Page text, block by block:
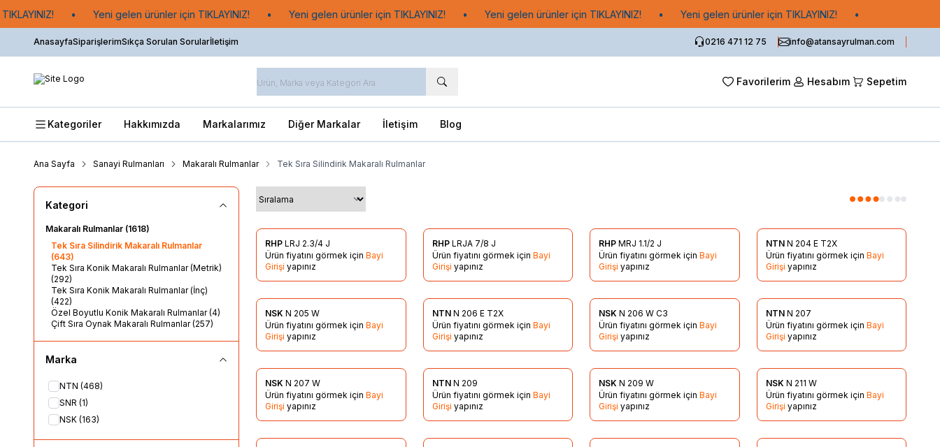
Yeni gelen ürünler için TIKLAYINIZ! Yeni gelen ürünler için TIKLAYINIZ! Yeni gelen ürünler için TIKLAYINIZ! Yeni gelen ürünler için TIKLAYINIZ!
AnasayfaSiparişlerimSıkça Sorulan Sorularİletişim 0216 471 12 75 info@atansayrulman.com
Favorilerim Hesabım Sepetim
Kategoriler Hakkımızda Markalarımız Diğer Markalar İletişim Blog
Ana Sayfa Sanayi Rulmanları Makaralı Rulmanlar Tek Sıra Silindirik Makaralı Rulmanlar
Kategori
Makaralı Rulmanlar (1618)
Tek Sıra Silindirik Makaralı Rulmanlar
(643)
Tek Sıra Konik Makaralı Rulmanlar (Metrik)
(292)
Tek Sıra Konik Makaralı Rulmanlar (İnç)
(422)
Özel Boyutlu Konik Makaralı Rulmanlar(4)
Çift Sıra Oynak Makaralı Rulmanlar(257)
Marka
NTN (468)
SNR (1)
NSK (163)
Favorilere Ekle
RHP LRJ 2.3/4 J
Ürün fiyatını görmek için Bayi
Girişi yapınız
Favorilere Ekle
RHP LRJA 7/8 J
Ürün fiyatını görmek için Bayi
Girişi yapınız
Favorilere Ekle
RHP MRJ 1.1/2 J
Ürün fiyatını görmek için Bayi
Girişi yapınız
Favorilere Ekle
NTN N 204 E T2X
Ürün fiyatını görmek için Bayi
Girişi yapınız
Favorilere Ekle
NSK N 205 W
Ürün fiyatını görmek için Bayi
Girişi yapınız
Favorilere Ekle
NTN N 206 E T2X
Ürün fiyatını görmek için Bayi
Girişi yapınız
Favorilere Ekle
NSK N 206 W C3
Ürün fiyatını görmek için Bayi
Girişi yapınız
Favorilere Ekle
NTN N 207
Ürün fiyatını görmek için Bayi
Girişi yapınız
Favorilere Ekle
NSK N 207 W
Ürün fiyatını görmek için Bayi
Girişi yapınız
Favorilere Ekle
NTN N 209
Ürün fiyatını görmek için Bayi
Girişi yapınız
Favorilere Ekle
NSK N 209 W
Ürün fiyatını görmek için Bayi
Girişi yapınız
Favorilere Ekle
NSK N 211 W
Ürün fiyatını görmek için Bayi
Girişi yapınız